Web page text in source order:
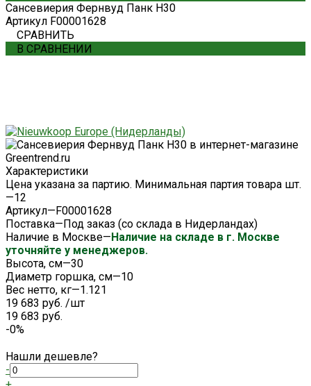
Сансевиерия Фернвуд Панк H30
Артикул F00001628
СРАВНИТЬ
В СРАВНЕНИИ
Характеристики
Цена указана за партию. Минимальная партия товара шт.
—12
Артикул—F00001628
Поставка—Под заказ (со склада в Нидерландах)
Наличие в Москве—Наличие на складе в г. Москве
уточняйте у менеджеров.
Высота, см—30
Диаметр горшка, см—10
Вес нетто, кг—1.121
19 683 руб. /шт
19 683 руб.
-0%
Нашли дешевле?
-